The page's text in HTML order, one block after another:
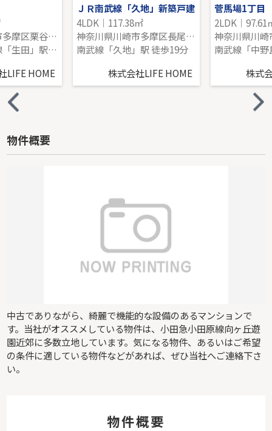
神奈川県川崎市多摩区栗谷３丁目
小田急小田原線「生田」駅 徒歩7分
LIFE HOME
ＪＲ南武線「久地」新築戸建
4LDK｜117.38㎡
神奈川県川崎市多摩区長尾６丁目
南武線「久地」駅 徒歩19分
株式会社LIFE HOME
菅馬場1丁目
2LDK｜97.61
南武線「中
株式
物件概要
中古でありながら、綺麗で機能的な設備のあるマンションで
す。当社がオススメしている物件は、小田急小田原線向ヶ丘遊
園近郊に多数立地しています。気になる物件、あるいはご希望
の条件に適している物件などがあれば、ぜひ当社へご連絡下さ
い。
物件概要